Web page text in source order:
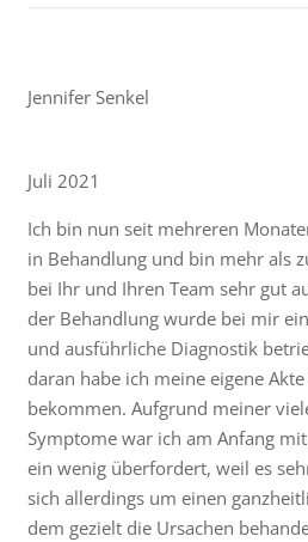
Jennifer Senkel
Juli 2021
Ich bin nun seit mehreren
in Behandlung und bin mehr als
bei Ihr und Ihren Team sehr gut
der Behandlung wurde bei mir
und ausführliche Diagnostik
daran habe ich meine eigene
bekommen. Aufgrund meiner
Symptome war ich am Anfang
ein wenig überfordert, weil es
sich allerdings um einen
dem gezielt die Ursachen